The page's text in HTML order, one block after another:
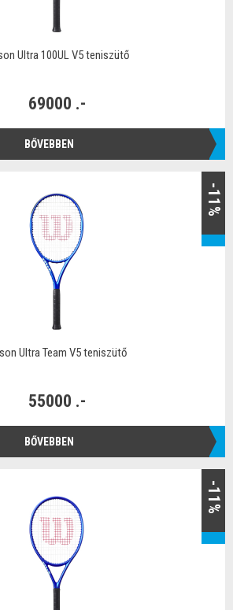
Ultra 100UL V5 teniszütő
69000 .-
BŐVEBBEN
-11%
Ultra Team V5 teniszütő
55000 .-
BŐVEBBEN
-11%